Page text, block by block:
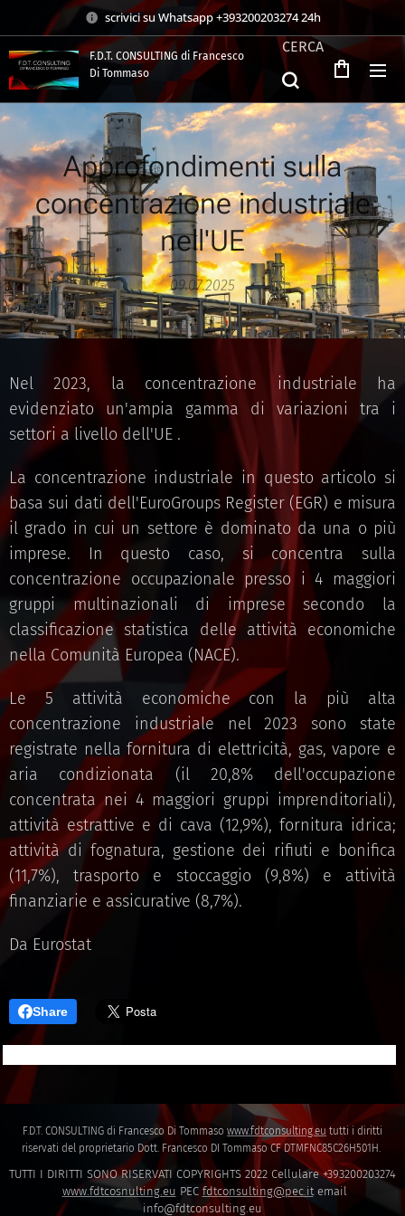
scrivici su Whatsapp +393200203274 24h
F.D.T. CONSULTING di Francesco
Di Tommaso
CERCA
Approfondimenti sulla
concentrazione industriale
nell'UE
09.07.2025
Nel 2023, la concentrazione industriale ha
evidenziato un'ampia gamma di variazioni tra i
settori a livello dell'UE .
La concentrazione industriale in questo articolo si
basa sui dati dell'EuroGroups Register (EGR) e misura
il grado in cui un settore è dominato da una o più
imprese. In questo caso, si concentra sulla
concentrazione occupazionale presso i 4 maggiori
gruppi multinazionali di imprese secondo la
classificazione statistica delle attività economiche
nella Comunità Europea (NACE).
Le 5 attività economiche con la più alta
concentrazione industriale nel 2023 sono state
registrate nella fornitura di elettricità, gas, vapore e
aria condizionata (il 20,8% dell'occupazione
concentrata nei 4 maggiori gruppi imprenditoriali),
attività estrattive e di cava (12,9%), fornitura idrica;
attività di fognatura, gestione dei rifiuti e bonifica
(11,7%), trasporto e stoccaggio (9,8%) e attività
finanziarie e assicurative (8,7%).
Da Eurostat
Share
F.D.T. CONSULTING di Francesco Di Tommaso www.fdtconsulting.eu tutti i diritti
riservati del proprietario Dott. Francesco DI Tommaso CF DTMFNC85C26H501H.
TUTTI I DIRITTI SONO RISERVATI COPYRIGHTS 2022 Cellulare +393200203274
www.fdtcosnulting.eu PEC fdtconsulting@pec.itemail
info@fdtconsulting.eu